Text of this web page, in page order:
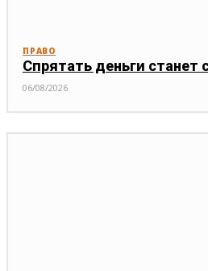
ПРАВО
Спрятать деньги станет
06/08/2026